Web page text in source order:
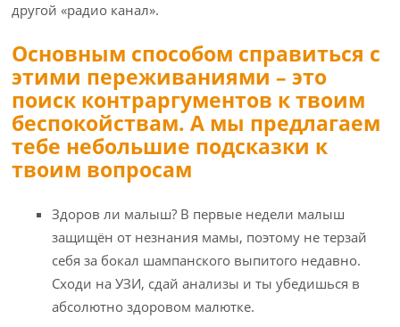
другой «радио канал».
Основным способом справиться с
этими переживаниями – это
поиск контраргументов к твоим
беспокойствам. А мы предлагаем
тебе небольшие подсказки к
твоим вопросам
Здоров ли малыш? В первые недели малыш
защищён от незнания мамы, поэтому не терзай
себя за бокал шампанского выпитого недавно.
Сходи на УЗИ, сдай анализы и ты убедишься в
абсолютно здоровом малютке.